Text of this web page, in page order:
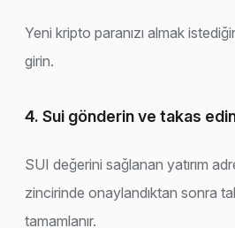
Yeni kripto paranızı almak
girin.
4. Sui gönderin ve takas
SUI değerini sağlanan yatırım
zincirinde onaylandıktan sonra
tamamlanır.